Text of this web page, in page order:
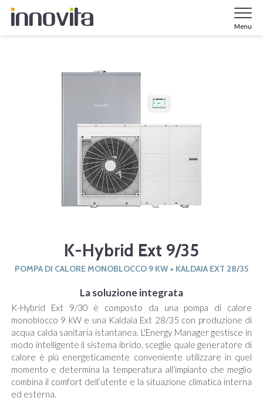
Menu
K-Hybrid Ext 9/35
POMPA DI CALORE MONOBLOCCO 9 KW + KALDAIA EXT 28/35
La soluzione integrata
K-Hybrid Ext 9/30 è composto da una pompa di calore
monoblocco 9 kW e una Kaldaia Ext 28/35 con produzione di
acqua calda sanitaria istantanea. L'Energy Manager gestisce in
modo intelligente il sistema ibrido, sceglie quale generatore di
calore è più energeticamente conveniente utilizzare in quel
momento e determina la temperatura all’impianto che meglio
combina il comfort dell’utente e la situazione climatica interna
ed esterna.